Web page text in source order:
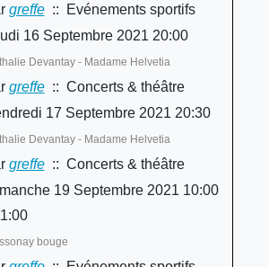
greffe:: Evénements sportifs
16 Septembre 2021 20:00
Devantay - Madame Helvetia
greffe:: Concerts & théâtre
17 Septembre 2021 20:30
Devantay - Madame Helvetia
greffe:: Concerts & théâtre
19 Septembre 2021 10:00
bouge